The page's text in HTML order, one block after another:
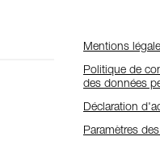
Mentions
Politique de
des données
Déclaration
Paramètres